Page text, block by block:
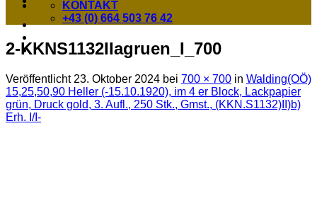
KONTAKT
+43 (0) 664 503 76 42
2-KKNS1132IIagruen_I_700
Veröffentlicht 23. Oktober 2024 bei 700 × 700 in Walding(OÖ)
15,25,50,90 Heller (-15.10.1920), im 4 er Block, Lackpapier
grün, Druck gold, 3. Aufl., 250 Stk., Gmst., (KKN.S1132)II)b)
Erh. I/I-